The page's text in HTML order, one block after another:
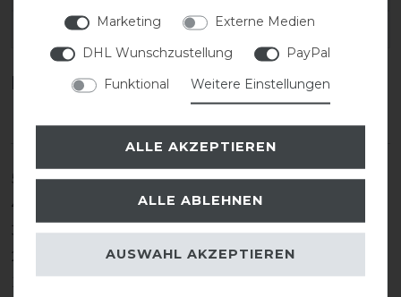
Kundenrezensionen (0)
5
0
4
0
3
0
2
0
1
Marketing
Externe Medien
DHL Wunschzustellung
PayPal
Funktional
Weitere Einstellungen
ALLE AKZEPTIEREN
ALLE ABLEHNEN
AUSWAHL AKZEPTIEREN